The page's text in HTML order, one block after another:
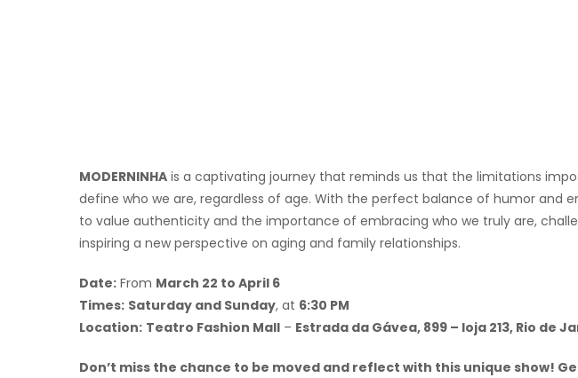
MODERNINHA is a captivating journey that reminds us that the limitations
define who we are, regardless of age. With the perfect balance of humor and
to value authenticity and the importance of embracing who we truly are,
inspiring a new perspective on aging and family relationships.
Date: From March 22 to April 6
Times: Saturday and Sunday, at 6:30 PM
Location: Teatro Fashion Mall – Estrada da Gávea, 899 – loja 213, Rio de
Don’t miss the chance to be moved and reflect with this unique show!